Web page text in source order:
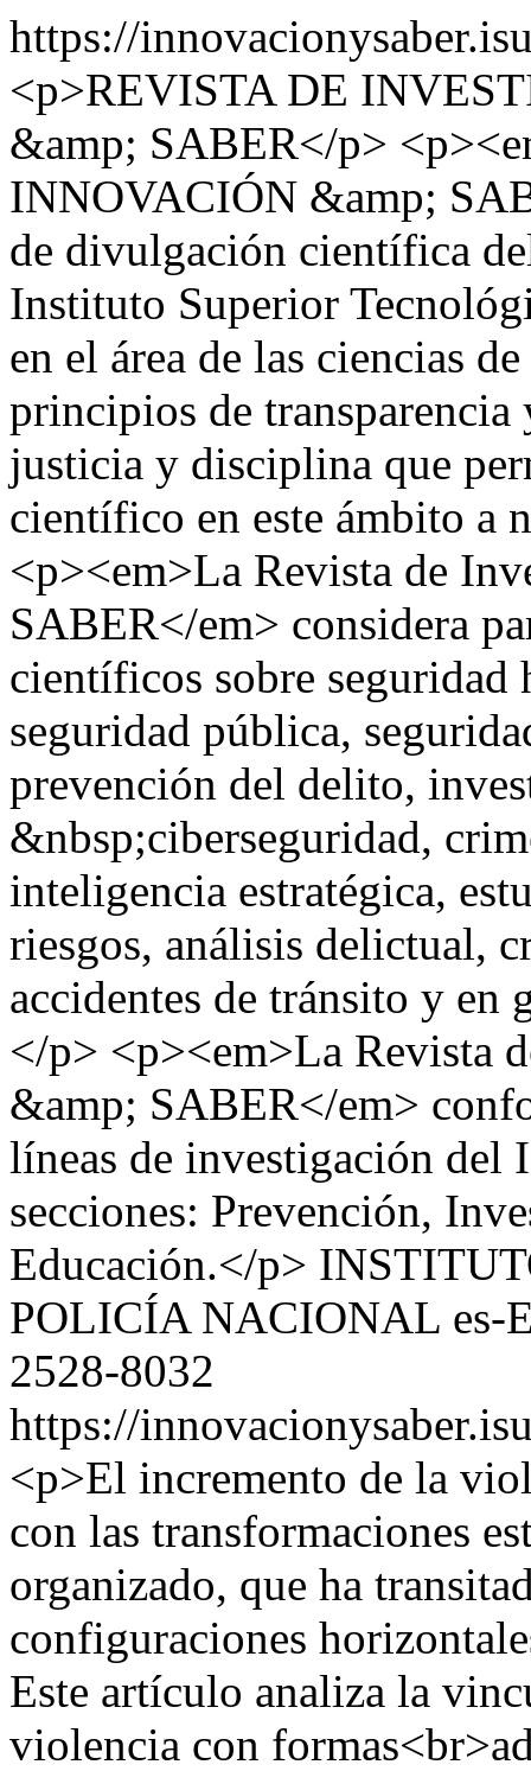
https://
<p>REVISTA DE
&amp; SABER</p>
INNOVACIÓN &amp;
de divulgación científica
Instituto Superior
en el área de las ciencias
principios de
justicia y disciplina que
científico en este ámbito a
<p><em>La Revista de
SABER</em> considera
científicos sobre seguridad
seguridad pública,
prevención del delito,
&nbsp;ciberseguridad,
inteligencia estratégica,
riesgos, análisis delictual,
accidentes de tránsito y en
</p> <p><em>La Revista
&amp; SABER</em>
líneas de investigación del
secciones: Prevención,
Educación.</p>
POLICÍA NACIONAL es-
2528-8032
https://
<p>El incremento de la
con las transformaciones
organizado, que ha
configuraciones
Este artículo analiza la
violencia con